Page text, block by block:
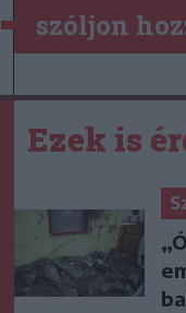
szóljon
Ezek is